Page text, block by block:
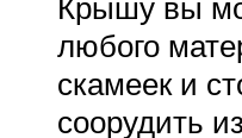
любого
скамеек и
соорудить